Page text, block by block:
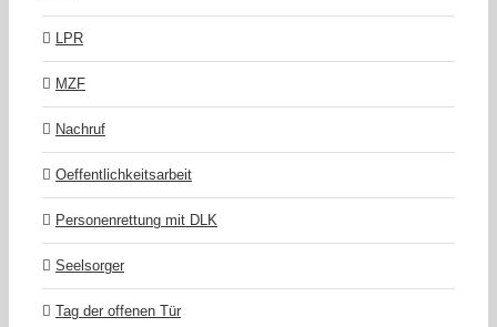
LPR
MZF
Nachruf
Oeffentlichkeitsarbeit
Personenrettung mit DLK
Seelsorger
Tag der offenen Tür